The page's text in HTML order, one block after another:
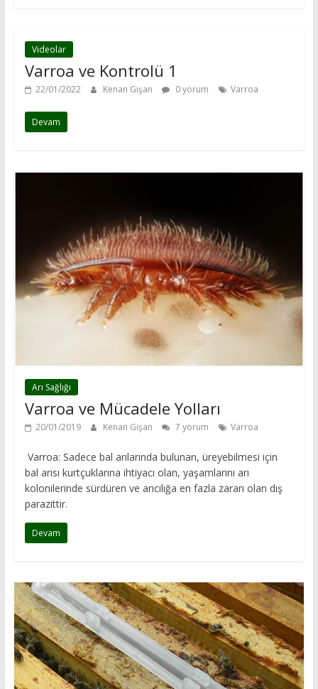
Videolar
Varroa ve Kontrolü 1
22/01/2022 Kenan Gişan 0 yorum Varroa
Devam
Arı Sağlığı
Varroa ve Mücadele Yolları
20/01/2019 Kenan Gişan 7 yorum Varroa
Varroa: Sadece bal arılarında bulunan, üreyebilmesi için
bal arısı kurtçuklarına ihtiyacı olan, yaşamlarını arı
kolonilerinde sürdüren ve arıcılığa en fazla zararı olan dış
parazittir.
Devam